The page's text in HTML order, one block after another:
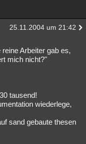
25.11.2004 um 21:42
Arbeiter gab es,
mich nicht?"
tausend!
wiederlege,
sand gebaute thesen